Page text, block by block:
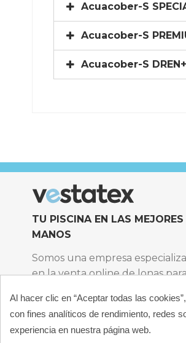
Acuacober-S
Acuacober-S
Acuacober-S DREN+
TU PISCINA EN LAS MEJORES
MANOS
Somos una empresa
en la venta online de lonas
climatización, limpieza y
desinfección para piscinas
particulares.
Al hacer clic en “Aceptar todas las
con fines analíticos de rendimiento, redes
experiencia en nuestra página web.